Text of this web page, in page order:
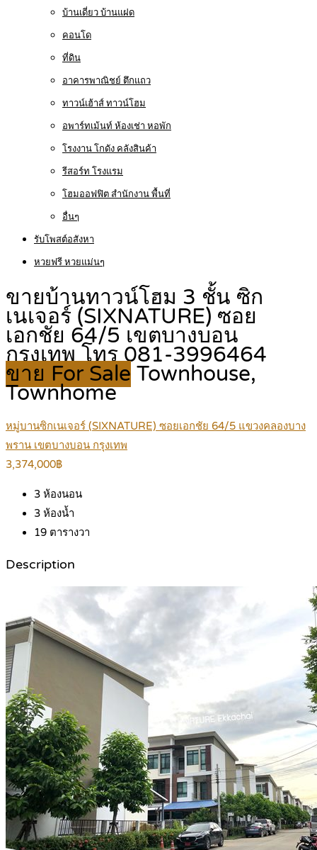
บ้านเดี่ยว บ้านแฝด
คอนโด
ที่ดิน
อาคารพาณิชย์ ตึกแถว
ทาวน์เฮ้าส์ ทาวน์โฮม
อพาร์ทเม้นท์ ห้องเช่า หอพัก
โรงงาน โกดัง คลังสินค้า
รีสอร์ท โรงแรม
โฮมออฟฟิต สำนักงาน พื้นที่
อื่นๆ
รับโพสต์อสังหา
หวยฟรี หวยแม่นๆ
ขายบ้านทาวน์โฮม 3 ชั้น ซิก
เนเจอร์ (SIXNATURE) ซอย
เอกชัย 64/5 เขตบางบอน
กรุงเทพ โทร 081-3996464
ขาย For Sale Townhouse,
Townhome
หมู่บานซิกเนเจอร์ (SIXNATURE) ซอยเอกชัย 64/5 แขวงคลองบาง
พราน เขตบางบอน กรุงเทพ
3,374,000฿
3 ห้องนอน
3 ห้องน้ำ
19 ตารางวา
Description